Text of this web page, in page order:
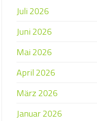
Juli 2026
Juni 2026
Mai 2026
April 2026
März 2026
Januar 2026